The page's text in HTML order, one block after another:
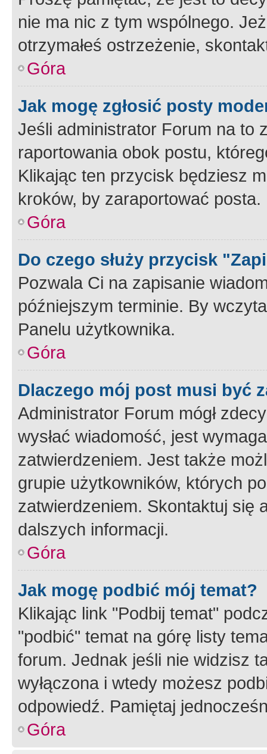
nie ma nic z tym wspólnego.
otrzymałeś ostrzeżenie,
Góra
Jak mogę zgłosić posty
Jeśli administrator Forum na to
raportowania obok postu,
Klikając ten przycisk będziesz
kroków, by zaraportować posta.
Góra
Do czego służy przycisk
Pozwala Ci na zapisanie
późniejszym terminie. By
Panelu użytkownika.
Góra
Dlaczego mój post musi być
Administrator Forum mógł
wysłać wiadomość, jest
zatwierdzeniem. Jest także
grupie użytkowników, których
zatwierdzeniem. Skontaktuj się
dalszych informacji.
Góra
Jak mogę podbić mój temat?
Klikając link "Podbij temat"
"podbić" temat na górę listy
forum. Jednak jeśli nie widzisz
wyłączona i wtedy możesz
odpowiedź. Pamiętaj
Góra